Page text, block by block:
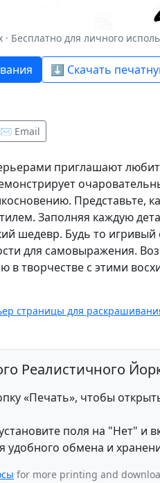
Бесплатно для личного
⬇️ Скачать
✉️ Email
приглашают
Представьте,
Заполняя каждую
шедевр. Будь то
для самовыражения.
в творчестве с этими
страницы для
Реалистичного
«Печать», чтобы
поля на "Нет" и
удобного обмена и
for more printing and